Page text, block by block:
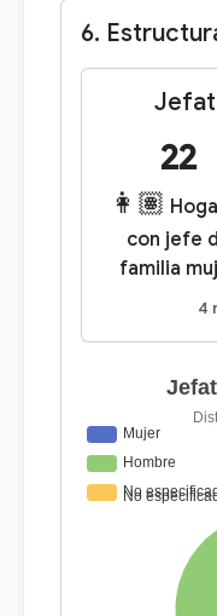
6.
22
👩🏽
con jefe
familia
4